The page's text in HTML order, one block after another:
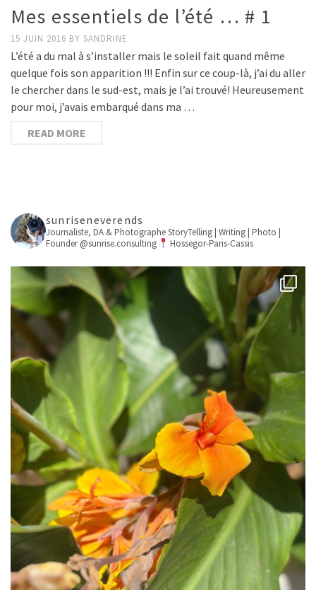
Mes essentiels de l’été … # 1
15 JUIN 2016 BY SANDRINE
L’été a du mal à s’installer mais le soleil fait quand même
quelque fois son apparition !!! Enfin sur ce coup-là, j’ai du aller
le chercher dans le sud-est, mais je l’ai trouvé! Heureusement
pour moi, j’avais embarqué dans ma …
READ MORE
sunriseneverends
Journaliste, DA & PhotographeStoryTelling | Writing | Photo |
Founder @sunrise.consulting
Hossegor-Paris-Cassis